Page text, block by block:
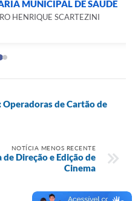
DE COMUNICAÇÃO
MARANGÃO
de Cartão de
NOTÍCIA MENOS RECENTE
Direção e Edição de
Cinema